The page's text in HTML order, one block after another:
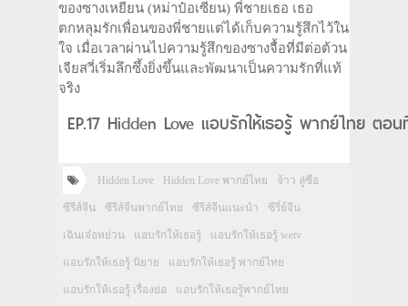
ของซางเหยียน (หม่าป๋อเซียน) พี่ชายเธอ เธอ
ตกหลุมรักเพื่อนของพี่ชายแต่ได้เก็บความรู้สึกไว้ใน
ใจ เมื่อเวลาผ่านไปความรู้สึกของซางจื้อที่มีต่อต้วน
เจียสวี่เริ่มลึกซึ้งยิ่งขึ้นและพัฒนาเป็นความรักที่แท้
จริง
EP.17 Hidden Love แอบรักให้เธอรู้ พากย์ไทย ตอ
Hidden Love Hidden Love พากย์ไทย จ้าว ลู่ซือ
ซีรีส์จีน ซีรีส์จีนพากย์ไทย ซีรีส์จีนแนะนำ ซีรี่ย์จีน
เฉินเจ๋อหย่วน แอบรักให้เธอรู้ แอบรักให้เธอรู้ wetv
แอบรักให้เธอรู้ นิยาย แอบรักให้เธอรู้ พากย์ไทย
แอบรักให้เธอรู้ เรื่องย่อ แอบรักให้เธอรู้พากย์ไทย